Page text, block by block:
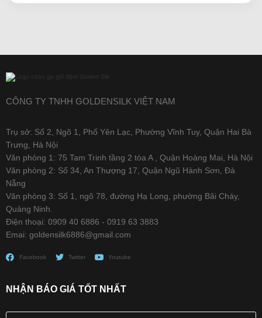
CÔNG TY TNHH GOLDENSILK VIỆT NAM
Trụ sở: Số 2, Ngõ 1, Phố Yên Lạc, Phường Vĩnh Tuy, Quận Hai Bà
Trưng, Hà Nội
Văn phòng 1: 75 Tam Trinh tầng 2 tòa A , Quận Hoàng Mai, Hà Nội
Văn phòng 2: Số 34, An Thượng 17, Quận Ngũ Hành Sơn, Đà
Nẵng
Văn phòng 3: Số 1, ngõ 78, đường Hạ Long, phường Bãi Cháy,
Quảng Ninh.
Điện thoại: 0909 40 6886 - 0919 63 3883
Emai: goldensilk6886@gmail.com
Facebook Twitter Youtube
NHẬN BÁO GIÁ TỐT NHẤT